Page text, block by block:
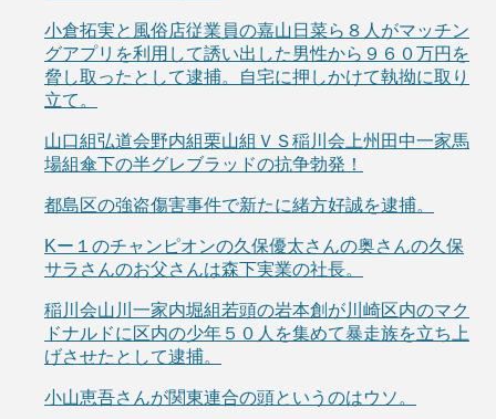
小倉拓実と風俗店従業員の嘉山日菜ら８人がマッチン
グアプリを利用して誘い出した男性から９６０万円を
脅し取ったとして逮捕。自宅に押しかけて執拗に取り
立て。
山口組弘道会野内組栗山組ＶＳ稲川会上州田中一家馬
場組傘下の半グレブラッドの抗争勃発！
都島区の強盗傷害事件で新たに緒方好誠を逮捕。
Kー１のチャンピオンの久保優太さんの奥さんの久保
サラさんのお父さんは森下実業の社長。
稲川会山川一家内堀組若頭の岩本創が川崎区内のマク
ドナルドに区内の少年５０人を集めて暴走族を立ち上
げさせたとして逮捕。
小山恵吾さんが関東連合の頭というのはウソ。